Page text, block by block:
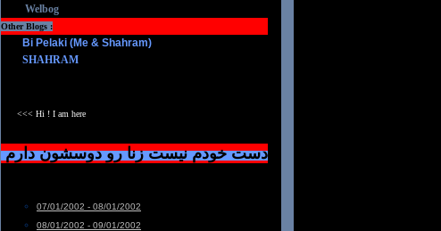
Welbog
Other Blogs :
Bi Pelaki (Me & Shahram)
SHAHRAM
<<< Hi ! I am here
دست خودم نیست زنا رو دوسشون دارم
07/01/2002 - 08/01/2002
08/01/2002 - 09/01/2002